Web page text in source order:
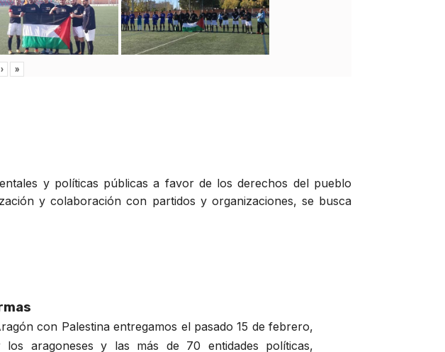
› »
y políticas públicas a favor de los derechos del pueblo
y colaboración con partidos y organizaciones, se busca
con Palestina entregamos el pasado 15 de febrero,
aragoneses y las más de 70 entidades políticas,